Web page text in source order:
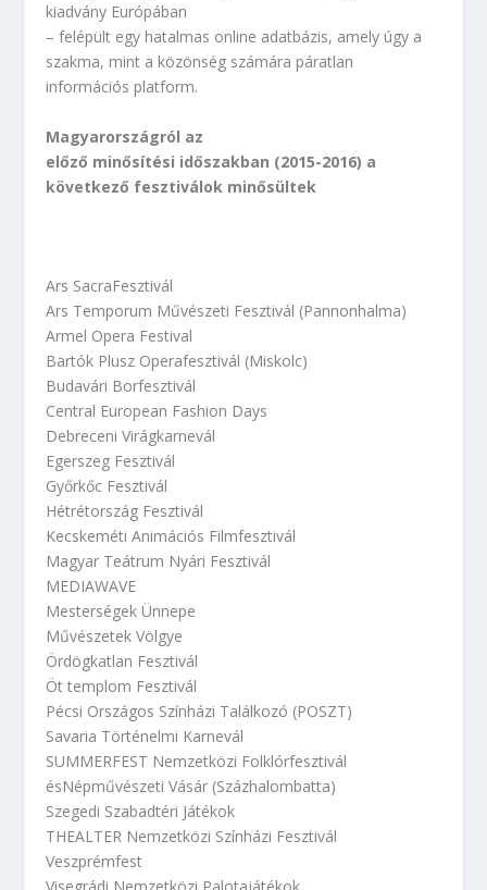
kiadvány Európában
– felépült egy hatalmas online adatbázis, amely úgy a
szakma, mint a közönség számára páratlan
információs platform.
Magyarországról az
előző minősítési időszakban (2015-2016) a
következő fesztiválok minősültek
Ars SacraFesztivál
Ars Temporum Művészeti Fesztivál (Pannonhalma)
Armel Opera Festival
Bartók Plusz Operafesztivál (Miskolc)
Budavári Borfesztivál
Central European Fashion Days
Debreceni Virágkarnevál
Egerszeg Fesztivál
Győrkőc Fesztivál
Hétrétország Fesztivál
Kecskeméti Animációs Filmfesztivál
Magyar Teátrum Nyári Fesztivál
MEDIAWAVE
Mesterségek Ünnepe
Művészetek Völgye
Ördögkatlan Fesztivál
Öt templom Fesztivál
Pécsi Országos Színházi Találkozó (POSZT)
Savaria Történelmi Karnevál
SUMMERFEST Nemzetközi Folklórfesztivál
ésNépművészeti Vásár (Százhalombatta)
Szegedi Szabadtéri Játékok
THEALTER Nemzetközi Színházi Fesztivál
Veszprémfest
Visegrádi Nemzetközi Palotajátékok